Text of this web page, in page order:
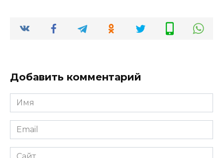
Добавить комментарий
Имя
*
Email
*
Сайт